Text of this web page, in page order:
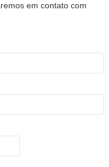
em contato com